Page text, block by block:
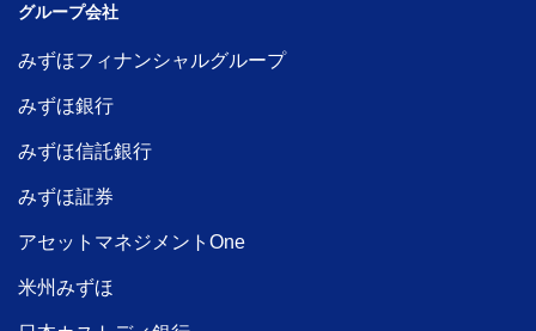
グループ会社
みずほフィナンシャルグループ
みずほ銀行
みずほ信託銀行
みずほ証券
アセットマネジメントOne
米州みずほ